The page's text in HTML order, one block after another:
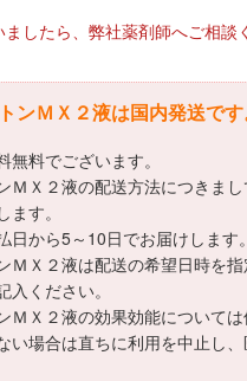
したら、弊社薬剤師へご相談
ンＭＸ２液は国内発送です
無料でございます。
ＭＸ２液の配送方法につきま
ます。
日から5～10日でお届けします。
ＭＸ２液は配送の希望日時を
入ください。
ＭＸ２液の効果効能について
い場合は直ちに利用を中止し、